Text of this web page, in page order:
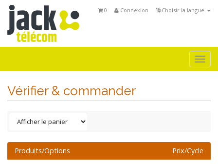
Choisir la langue
Connexion
0
Vérifier & commander
Produits/Options Prix/Cycle